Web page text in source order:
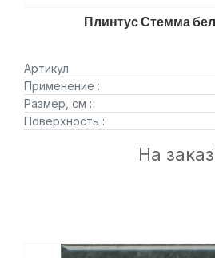
Плинтус Стемма
Артикул
Применение :
Размер, см :
Поверхность :
На